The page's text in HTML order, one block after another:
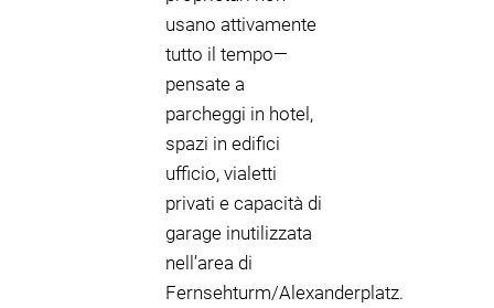
usano attivamente
tutto il tempo—
pensate a
parcheggi in hotel,
spazi in edifici
ufficio, vialetti
privati e capacità di
garage inutilizzata
nell’area di
Fernsehturm/Alexanderplatz.